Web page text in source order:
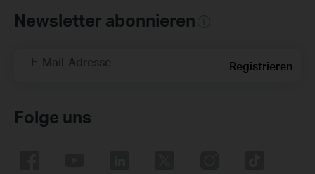
Newsletter abonnieren
E-Mail-Adresse Registrieren
Folge uns